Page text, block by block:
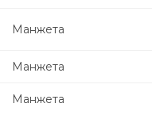
Манжета
Манжета
Манжета